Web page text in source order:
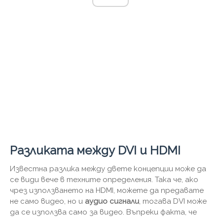
Разликата между DVI и HDMI
Известна разлика между двете концепции може да
се види вече в техните определения. Така че, ако
чрез използването на HDMI, можете да предавате
не само видео, но и аудио сигнали , тогава DVI може
да се използва само за видео. Въпреки факта, че